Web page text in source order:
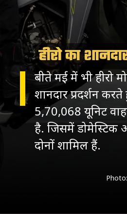
हीरो का
बीते मई में भी हीरो
शानदार प्रदर्शन
5,70,068 यूनिट
है. जिसमें डोमेस्टिक